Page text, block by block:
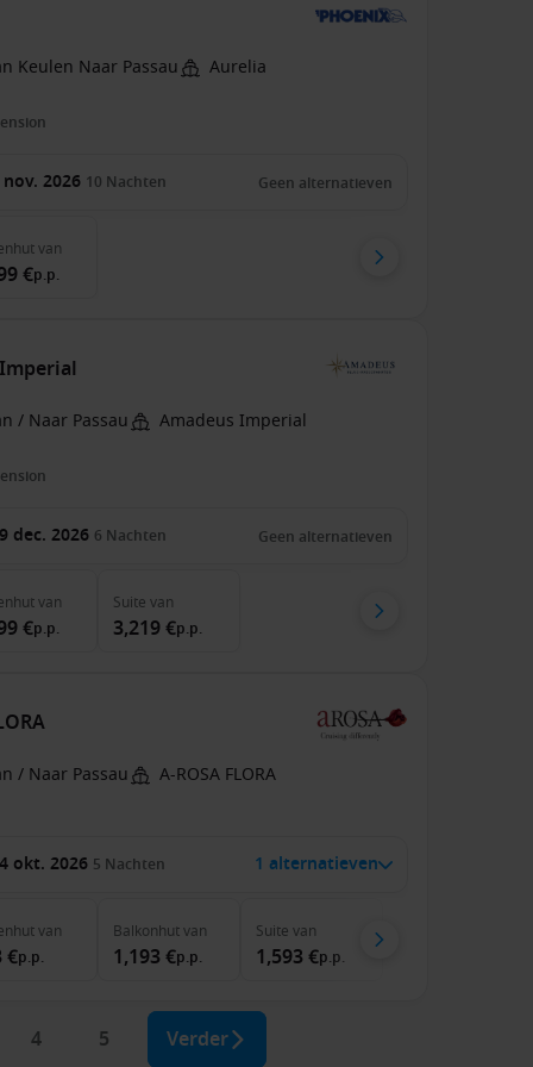
Keulen Naar Passau Aurelia
2026 10 Nachten Geen alternatieven
van
€p.p.
/ Naar Passau Amadeus Imperial
dec. 2026 6 Nachten Geen alternatieven
van
€p.p.
Suite van
3,219 €p.p.
/ Naar Passau A-ROSA FLORA
okt. 2026 5 Nachten 1 alternatieven
van
€p.p.
Balkonhutvan
1,193 €p.p.
Suite van
1,593 €p.p.
4 5 Verder